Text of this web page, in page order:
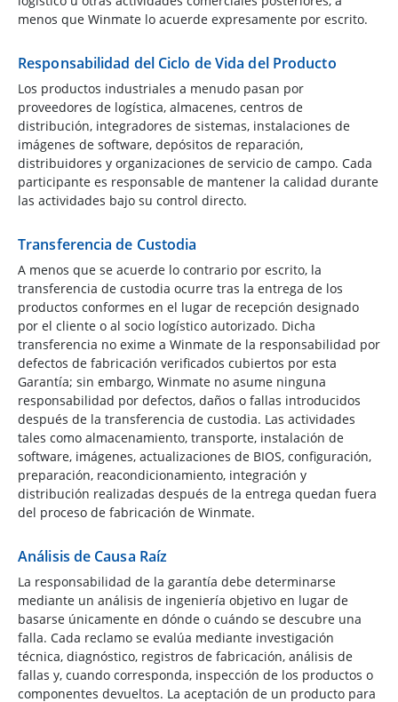
menos que Winmate lo acuerde expresamente por escrito.
Responsabilidad del Ciclo de Vida del Producto
Los productos industriales a menudo pasan por
proveedores de logística, almacenes, centros de
distribución, integradores de sistemas, instalaciones de
imágenes de software, depósitos de reparación,
distribuidores y organizaciones de servicio de campo. Cada
participante es responsable de mantener la calidad durante
las actividades bajo su control directo.
Transferencia de Custodia
A menos que se acuerde lo contrario por escrito, la
transferencia de custodia ocurre tras la entrega de los
productos conformes en el lugar de recepción designado
por el cliente o al socio logístico autorizado. Dicha
transferencia no exime a Winmate de la responsabilidad por
defectos de fabricación verificados cubiertos por esta
Garantía; sin embargo, Winmate no asume ninguna
responsabilidad por defectos, daños o fallas introducidos
después de la transferencia de custodia. Las actividades
tales como almacenamiento, transporte, instalación de
software, imágenes, actualizaciones de BIOS, configuración,
preparación, reacondicionamiento, integración y
distribución realizadas después de la entrega quedan fuera
del proceso de fabricación de Winmate.
Análisis de Causa Raíz
La responsabilidad de la garantía debe determinarse
mediante un análisis de ingeniería objetivo en lugar de
basarse únicamente en dónde o cuándo se descubre una
falla. Cada reclamo se evalúa mediante investigación
técnica, diagnóstico, registros de fabricación, análisis de
fallas y, cuando corresponda, inspección de los productos o
componentes devueltos. La aceptación de un producto para